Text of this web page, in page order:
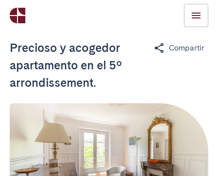
Precioso y acogedor
apartamento en el 5º
arrondissement.
Compartir